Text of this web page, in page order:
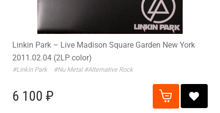
Linkin Park – Live Madison Square Garden New York
2011.02.04 (2LP color)
#Linkin Park #Nu Metal #Alternative Rock
6 100 ₽